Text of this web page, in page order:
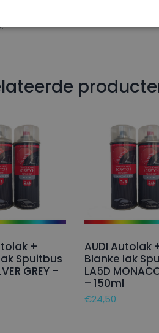
spuitbussen kunt u bij ons
+
Spuitbus
GREY –
AUDI Autolak
Blanke lak
LA5D
– 150ml
€24,50